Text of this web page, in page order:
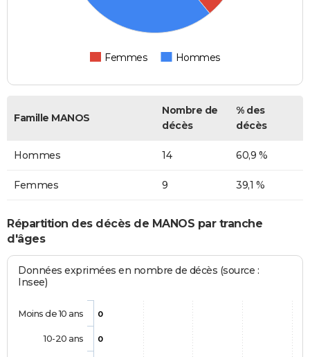
Femmes Hommes
Famille MANOS
Nombre de
décès
% des
décès
Hommes 14 60,9 %
Femmes 9 39,1 %
Répartition des décès de MANOS par tranche
d'âges
Données exprimées en nombre de décès (source :
Insee)
0
0
Moins de 10 ans
10-20 ans